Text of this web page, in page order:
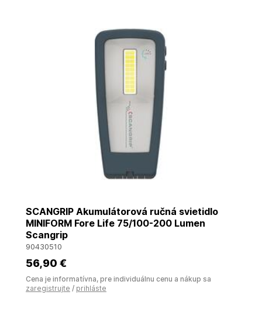
SCANGRIP Akumulátorová ručná svietidlo
MINIFORM Fore Life 75/100-200 Lumen
Scangrip
90430510
56,90 €
Cena je informatívna, pre individuálnu cenu a nákup sa
zaregistrujte / prihláste